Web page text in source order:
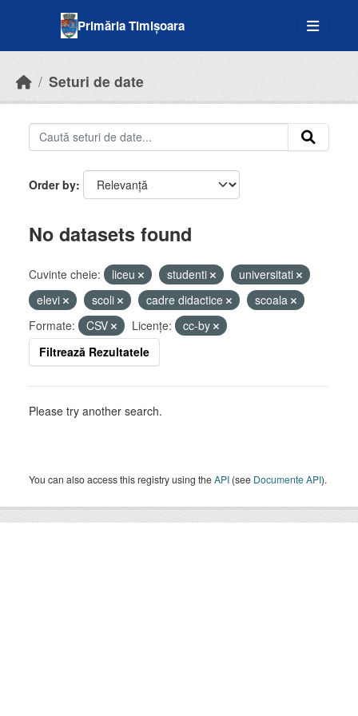
Primăria Timișoara
Seturi de date
Order by
No datasets found
Cuvinte cheie: liceu studenti
universitati
elevi
scoli cadre didactice
scoala
Formate:
CSV Licenţe:
cc-by
Filtrează Rezultatele
Please try another search.
You can also access this registry using theAPI (see Documente API).